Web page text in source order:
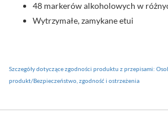
48 markerów alkoholowych w
Wytrzymałe, zamykane etui
Szczegóły dotyczące zgodności produktu z przepisami:
produkt/Bezpieczeństwo, zgodność i ostrzeżenia